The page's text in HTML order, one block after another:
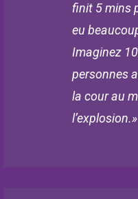
finit 5 mins
eu
Imaginez
personnes
la cour au
l’explosion.»